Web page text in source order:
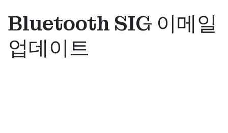
Bluetooth SIG 이메일
업데이트